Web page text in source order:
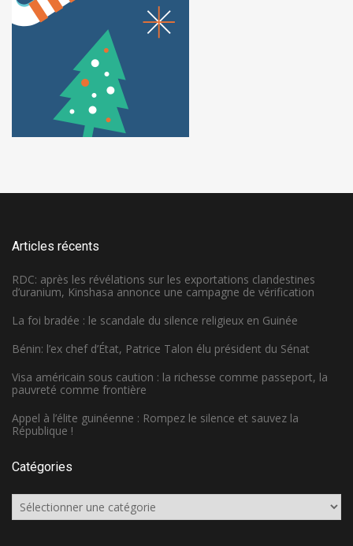
Articles récents
RDC: après les révélations sur les exportations clandestines
d’uranium, Kinshasa annonce une campagne de vérification
La foi bradée : le scandale du silence religieux en Guinée
Bénin: l’ex chef d’État, Patrice Talon élu président du Sénat
Visa américain sous caution : la richesse comme passeport, la
pauvreté comme frontière
Appel à l’élite guinéenne : Rompez le silence et sauvez la
République !
Catégories
Catégories